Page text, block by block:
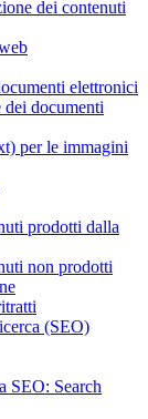
dei contenuti
elettronici
documenti
per le immagini
prodotti dalla
non prodotti
(SEO)
SEO: Search